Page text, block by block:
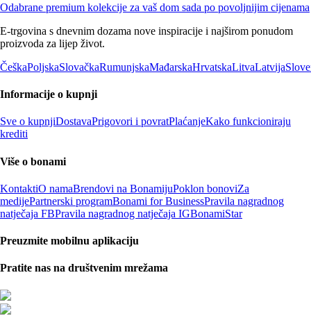
Odabrane premium kolekcije za vaš dom sada po povoljnijim cijenama
E-trgovina s dnevnim dozama nove inspiracije i najširom ponudom
proizvoda za lijep život.
ČeškaPoljskaSlovačkaRumunjskaMađarskaHrvatskaLitvaLatvija
Informacije o kupnji
Sve o kupnjiDostavaPrigovori i povratPlaćanjeKako funkcioniraju
krediti
Više o bonami
KontaktiO namaBrendovi na BonamijuPoklon bonoviZa
medijePartnerski programBonami for BusinessPravila nagradnog
natječaja FBPravila nagradnog natječaja IGBonamiStar
Preuzmite mobilnu aplikaciju
Pratite nas na društvenim mrežama